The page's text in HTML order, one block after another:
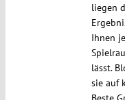
liegen
Ihnen
lässt.
sie auf